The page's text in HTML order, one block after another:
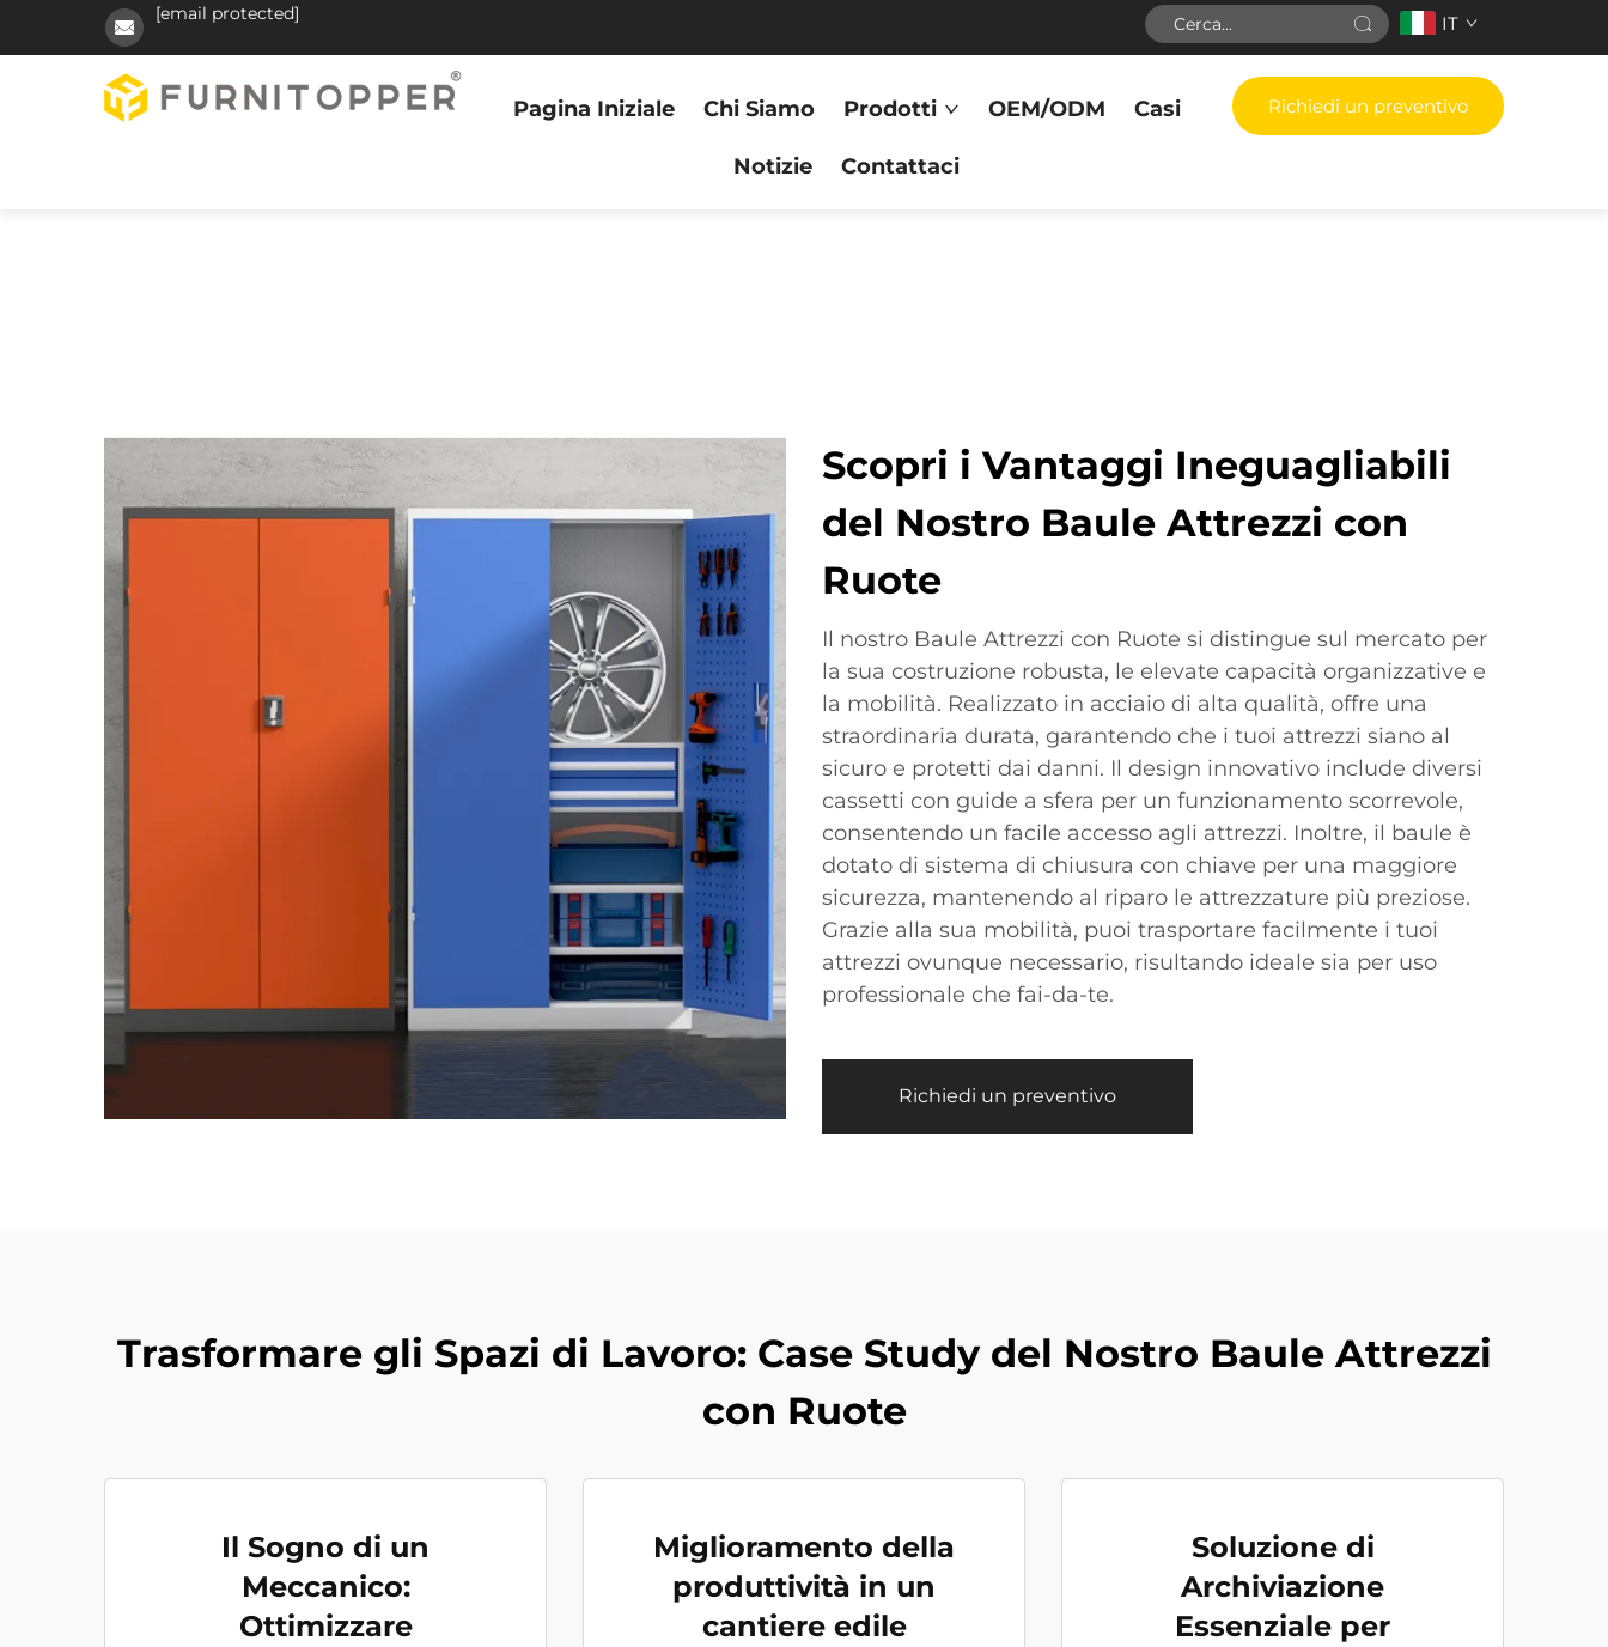
[email protected] IT
Pagina Iniziale Chi Siamo Prodotti OEM/ODM Casi
Notizie Contattaci
Richiedi un preventivo
Scopri i Vantaggi Ineguagliabili
del Nostro Baule Attrezzi con
Ruote
Il nostro Baule Attrezzi con Ruote si distingue sul mercato per
la sua costruzione robusta, le elevate capacità organizzative e
la mobilità. Realizzato in acciaio di alta qualità, offre una
straordinaria durata, garantendo che i tuoi attrezzi siano al
sicuro e protetti dai danni. Il design innovativo include diversi
cassetti con guide a sfera per un funzionamento scorrevole,
consentendo un facile accesso agli attrezzi. Inoltre, il baule è
dotato di sistema di chiusura con chiave per una maggiore
sicurezza, mantenendo al riparo le attrezzature più preziose.
Grazie alla sua mobilità, puoi trasportare facilmente i tuoi
attrezzi ovunque necessario, risultando ideale sia per uso
professionale che fai-da-te.
Richiedi un preventivo
Trasformare gli Spazi di Lavoro: Case Study del Nostro Baule Attrezzi
con Ruote
Il Sogno di un
Meccanico:
Ottimizzare
Miglioramento della
produttività in un
cantiere edile
Soluzione di
Archiviazione
Essenziale per